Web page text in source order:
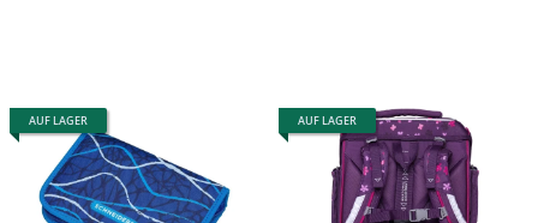
AUF LAGER AUF LAGER